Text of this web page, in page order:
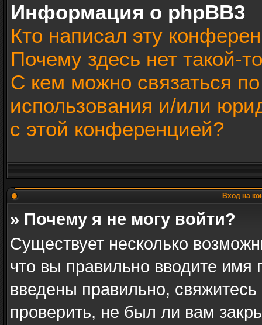
Информация о phpBB3
Кто написал эту
Почему здесь нет такой-
С кем можно связаться по
использования и/или
с этой конференцией?
Вход на
» Почему я не могу войти?
Существует несколько
что вы правильно вводите имя
введены правильно,
проверить, не был ли вам